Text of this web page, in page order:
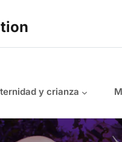
y crianza